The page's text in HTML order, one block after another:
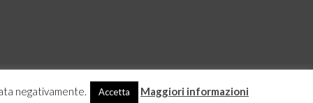
GOSSIP NEWS CASA E CUCINA
negativamente. Accetta Maggiori informazioni